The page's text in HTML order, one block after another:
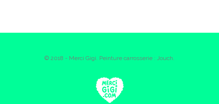
© 2018 - Merci Gigi. Peinture carrosserie : Jouch.